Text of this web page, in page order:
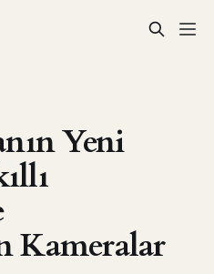
Yeni
Kameralar